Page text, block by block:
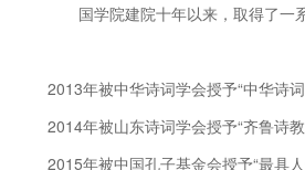
国学院建院十年以来，取得了一
2013年被中华诗词学会授予“中华诗
2014年被山东诗词学会授予“齐鲁诗
2015年被中国孔子基金会授予“最具